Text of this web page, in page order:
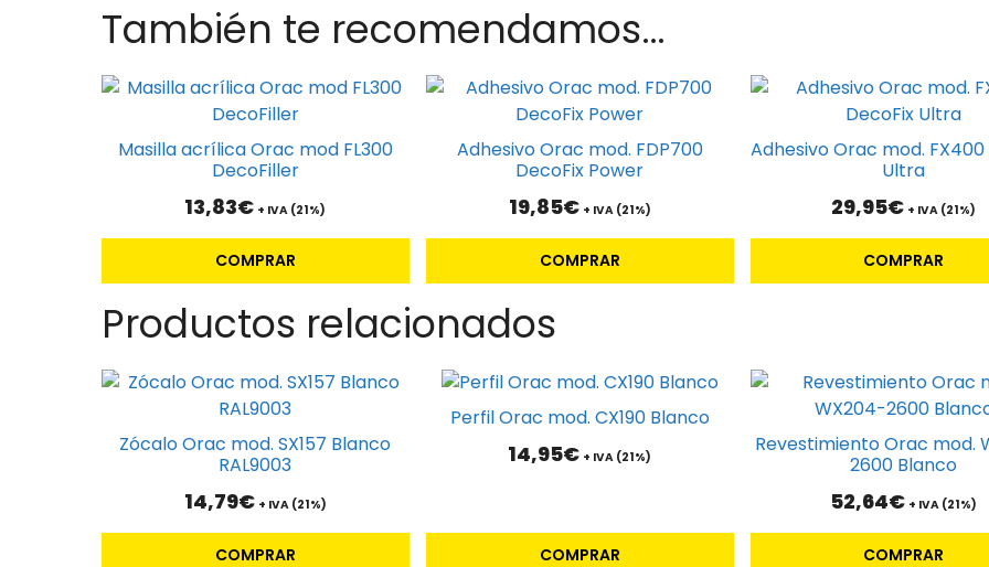
También te recomendamos…
Masilla acrílica Orac mod FL300
DecoFiller
13,83€ + IVA (21%)
COMPRAR
Adhesivo Orac mod. FDP700
DecoFix Power
19,85€ + IVA (21%)
COMPRAR
Adhesivo Orac mod. FX400
Ultra
29,95€ + IVA (21%)
COMPRAR
Productos relacionados
Zócalo Orac mod. SX157 Blanco
RAL9003
14,79€ + IVA (21%)
COMPRAR
Perfil Orac mod. CX190 Blanco
14,95€ + IVA (21%)
COMPRAR
Revestimiento Orac mod.
2600 Blanco
52,64€ + IVA (21%)
COMPRAR